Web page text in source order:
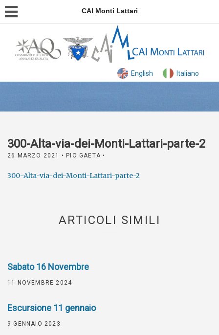
CAI Monti Lattari
English Italiano
300-Alta-via-dei-Monti-Lattari-parte-2
26 MARZO 2021 • PIO GAETA •
300-Alta-via-dei-Monti-Lattari-parte-2
ARTICOLI SIMILI
Sabato 16 Novembre
11 NOVEMBRE 2024
Escursione 11 gennaio
9 GENNAIO 2023